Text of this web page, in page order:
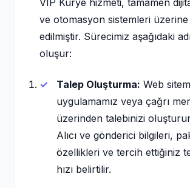
VIP Kurye hizmeti, tamamen
ve otomasyon sistemleri üzerine
edilmiştir. Sürecimiz aşağıdaki
oluşur:
Talep Oluşturma: Web
uygulamamız veya çağrı
üzerinden talebinizi
Alıcı ve gönderici bilgileri,
özellikleri ve tercih ettiğiniz
hızı belirtilir.